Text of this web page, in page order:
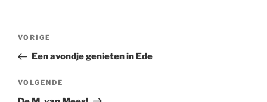
Bericht
Vorig
bericht
VORIGE
Een avondje genieten in Ede
Volgend
bericht
VOLGENDE